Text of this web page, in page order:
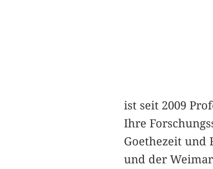
ist seit 2009
Ihre
Goethezeit und
und der